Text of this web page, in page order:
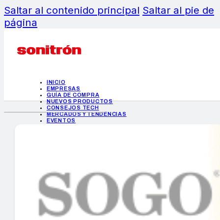
Saltar al contenido principal Saltar al pie de
página
INICIO
EMPRESAS
GUÍA DE COMPRA
NUEVOS PRODUCTOS
CONSEJOS TECH
MERCADOS Y TENDENCIAS
EVENTOS
INICIO
EMPRESAS